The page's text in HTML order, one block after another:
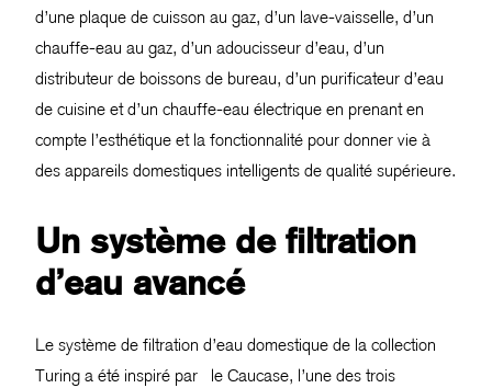
d’une plaque de cuisson au gaz, d’un lave-vaisselle, d’un
chauffe-eau au gaz, d’un adoucisseur d’eau, d’un
distributeur de boissons de bureau, d’un purificateur d’eau
de cuisine et d’un chauffe-eau électrique en prenant en
compte l’esthétique et la fonctionnalité pour donner vie à
des appareils domestiques intelligents de qualité supérieure.
Un système de filtration
d’eau avancé
Le système de filtration d’eau domestique de la collection
Turing a été inspiré par le Caucase, l’une des trois